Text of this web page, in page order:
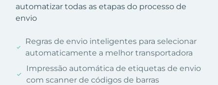
automatizar todas as etapas do processo de
envio
Regras de envio inteligentes para selecionar
automaticamente a melhor transportadora
Impressão automática de etiquetas de envio
com scanner de códigos de barras